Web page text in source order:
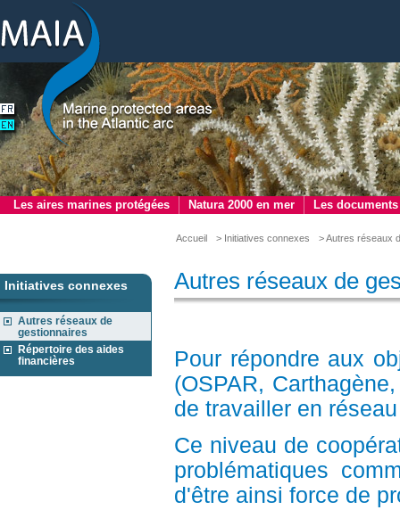
Les aires marines protégées Natura 2000 en mer Les documents
Accueil > Initiatives connexes > Autres réseaux
Initiatives connexes
Autres réseaux de
gestionnaires
Répertoire des aides
financières
Autres réseaux de
Pour répondre aux
(OSPAR,
de travailler en
Ce niveau de
problématiques
d'être ainsi force de